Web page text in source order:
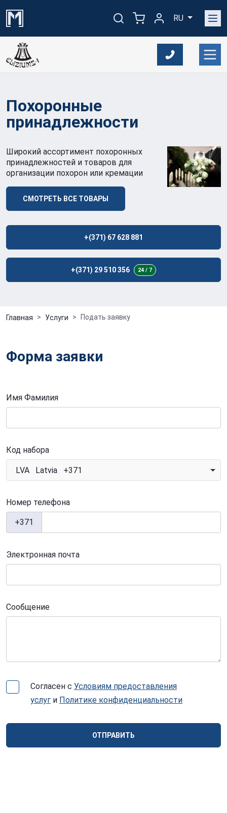
RU
Похоронные
принадлежности
Широкий ассортимент похоронных
принадлежностей и товаров для
организации похорон или кремации
СМОТРЕТЬ ВСЕ ТОВАРЫ
+(371) 67 628 881
+(371) 29 510 356 24 / 7
Главная Услуги Подать заявку
Форма заявки
Имя Фамилия
Код набора
LVA Latvia +371
Номер телефона
+371
Электронная почта
Сообщение
Согласен с Условиям предоставления
услуг и Политике конфиденциальности
ОТПРАВИТЬ